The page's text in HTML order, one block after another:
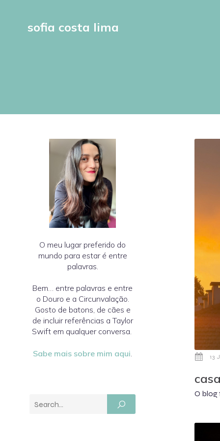
sofia costa lima
O meu lugar preferido do
mundo para estar é entre
palavras.
Bem… entre palavras e entre
o Douro e a Circunvalação.
Gosto de batons, de cães e
de incluir referências a Taylor
Swift em qualquer conversa.
Sabe mais sobre mim aqui. 13
O blog